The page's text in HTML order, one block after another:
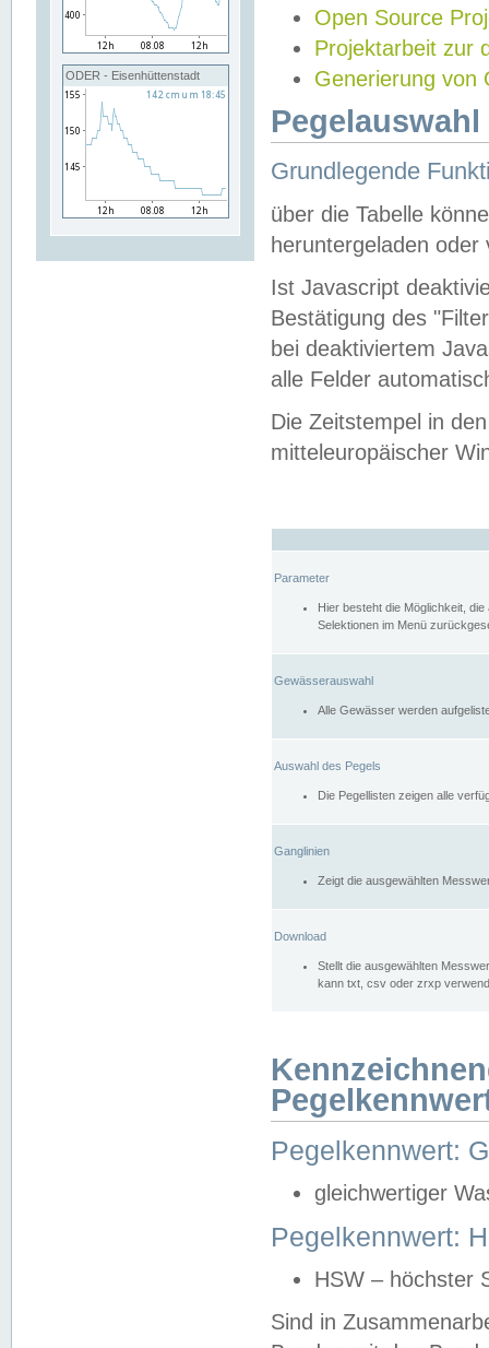
ODER - Eisenhüttenstadt
Open Source
Projektarbeit zur
Generierung von
Grundlegende
über die Tabelle
heruntergeladen oder
Ist Javascript
Bestätigung des
bei deaktiviertem
alle Felder
Die Zeitstempel in
mitteleuropäischer
Parameter
Hier besteht die Möglichkeit,
Selektionen im Menü
Gewässerauswahl
Alle Gewässer werden
Auswahl des Pegels
Die Pegellisten zeigen alle
Ganglinien
Zeigt die ausgewählten
Download
Stellt die ausgewählten
kann txt, csv oder zrxp
Pegelkennwert:
gleichwertiger
Pegelkennwert:
HSW – höchster
Sind in